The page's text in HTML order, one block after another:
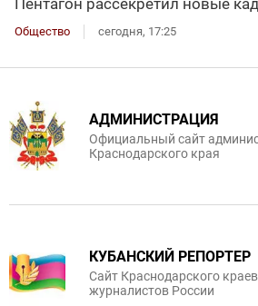
Пентагон рассекретил новые
Общество сегодня, 17:25
АДМИНИСТРАЦИЯ
Официальный сайт
Краснодарского края
КУБАНСКИЙ РЕПОРТЕР
Сайт Краснодарского
журналистов России